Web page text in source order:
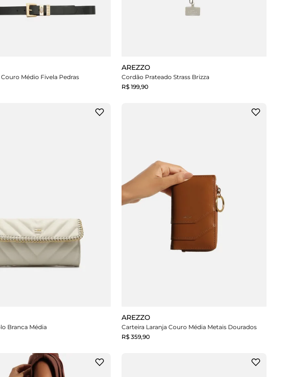
Médio Fivela Pedras
AREZZO
Cordão Prateado Strass Brizza
R$ 199,90
Branca Média
AREZZO
Carteira Laranja Couro Média Metais Dourados
R$ 359,90